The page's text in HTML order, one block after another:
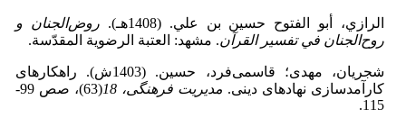
الرازي، أبو الفتوح حسین بن علي. (1408هـ).
روض‌الجنان و
روح‌الجنان في تفسیر القرآن. مشهد: العتبة الرضوية المقدّسة.
شجریان، مهدی؛ قاسمی‌فرد، حسین. (1403ش). راهکارهای
کارآمدسازی نهادهای دینی. مدیریت فرهنگی، 18
(63)، صص 99-
115.